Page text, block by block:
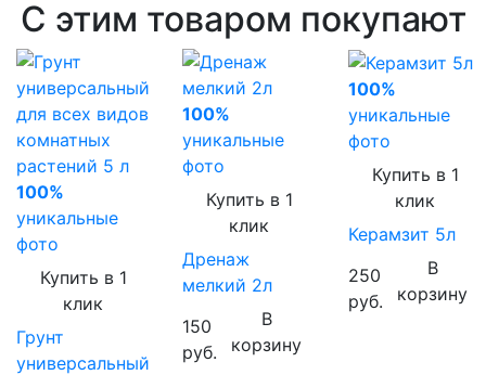
С этим товаром покупают
100%
уникальные
фото
Купить в 1
клик
Грунт
универсальный
100%
уникальные
фото
Купить в 1
клик
Дренаж
мелкий 2л
150
руб.
В
корзину
100%
уникальные
фото
Купить в 1
клик
Керамзит 5л
250
руб.
В
корзину